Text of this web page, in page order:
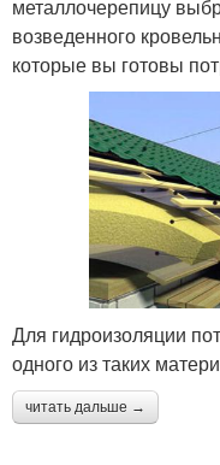
металлочерепицу
возведенного
которые вы готовы
Для гидроизоляции
одного из таких
читать дальше →